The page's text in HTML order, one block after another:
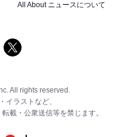
All About ニュースについて
All rights reserved.
イラストなど、
載・公衆送信等を禁じます。